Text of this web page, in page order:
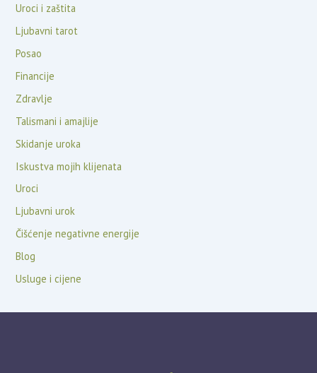
Uroci i zaštita
Ljubavni tarot
Posao
Financije
Zdravlje
Talismani i amajlije
Skidanje uroka
Iskustva mojih klijenata
Uroci
Ljubavni urok
Čišćenje negativne energije
Blog
Usluge i cijene